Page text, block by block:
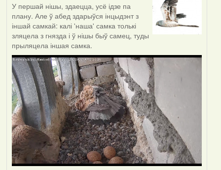
У першай нішы, здаецца, усё ідзе па
плану. Але ў абед здарыўся інцыдэнт з
іншай самкай: калі 'наша' самка толькі
зляцела з гнязда і ў нішы быў самец, туды
прыляцела іншая самка.